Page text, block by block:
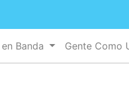
Banda Gente Como